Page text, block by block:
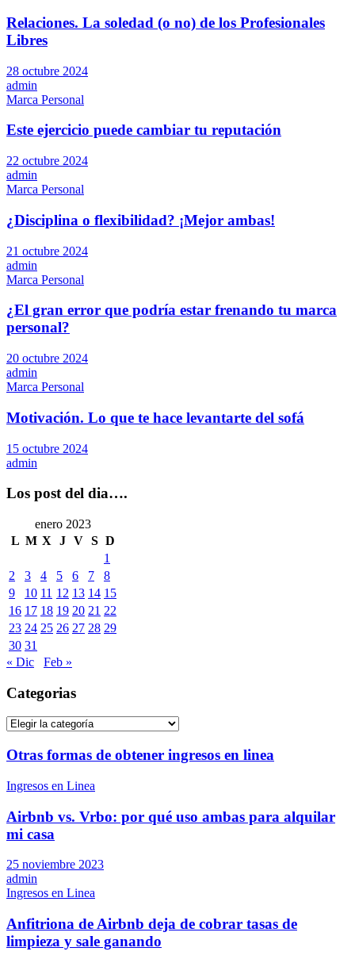
Relaciones. La soledad (o no) de los Profesionales
Libres
28 octubre 2024
admin
Marca Personal
Este ejercicio puede cambiar tu reputación
22 octubre 2024
admin
Marca Personal
¿Disciplina o flexibilidad? ¡Mejor ambas!
21 octubre 2024
admin
Marca Personal
¿El gran error que podría estar frenando tu marca
personal?
20 octubre 2024
admin
Marca Personal
Motivación. Lo que te hace levantarte del sofá
15 octubre 2024
admin
Los post del dia….
enero 2023
L M X J V S D
1
2
3 4 5 6 7
8
9
10 11 12 13 14 15
16 17 18 19 20 21 22
23 24 25 26 27 28 29
30 31
« Dic
Feb »
Categorias
Categorias
Otras formas de obtener ingresos en linea
Ingresos en Linea
Airbnb vs. Vrbo: por qué uso ambas para alquilar
mi casa
25 noviembre 2023
admin
Ingresos en Linea
Anfitriona de Airbnb deja de cobrar tasas de
limpieza y sale ganando